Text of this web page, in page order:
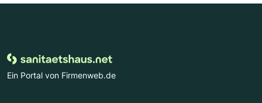
Ein Portal von Firmenweb.de